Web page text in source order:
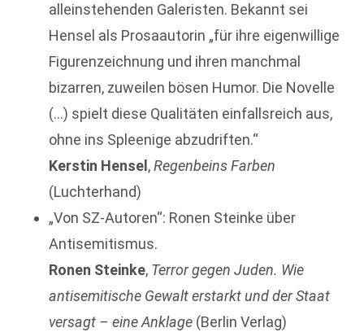
alleinstehenden Galeristen. Bekannt sei
Hensel als Prosaautorin „für ihre eigenwillige
Figurenzeichnung und ihren manchmal
bizarren, zuweilen bösen Humor. Die Novelle
(…) spielt diese Qualitäten einfallsreich aus,
ohne ins Spleenige abzudriften.“
Kerstin Hensel ,Regenbeins Farben
(Luchterhand)
„Von SZ-Autoren“: Ronen Steinke über
Antisemitismus.
Ronen Steinke, Terror gegen Juden. Wie
antisemitische Gewalt erstarkt und der Staat
versagt – eine Anklage (Berlin Verlag)